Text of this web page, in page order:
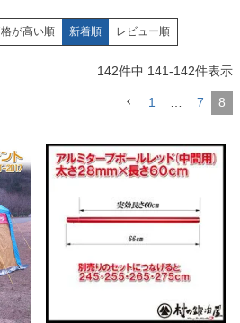
が高い順 新着順 レビュー順
142件中 141-142件表示
1 7 8